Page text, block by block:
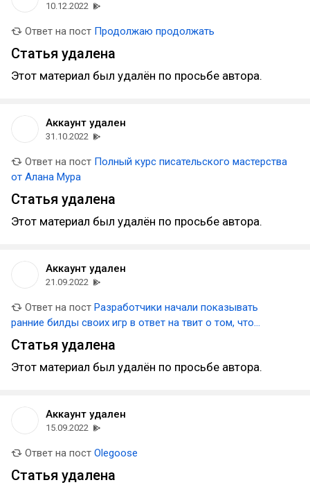
10.12.2022
Ответ на пост Продолжаю продолжать
Статья удалена
Этот материал был удалён по просьбе автора.
Аккаунт удален
31.10.2022
Ответ на пост Полный курс писательского мастерства
от Алана Мура
Статья удалена
Этот материал был удалён по просьбе автора.
Аккаунт удален
21.09.2022
Ответ на пост Разработчики начали показывать
ранние билды своих игр в ответ на твит о том, что
«графикой занимаются в первую очередь»
Статья удалена
Этот материал был удалён по просьбе автора.
Аккаунт удален
15.09.2022
Ответ на пост Olegoose
Статья удалена